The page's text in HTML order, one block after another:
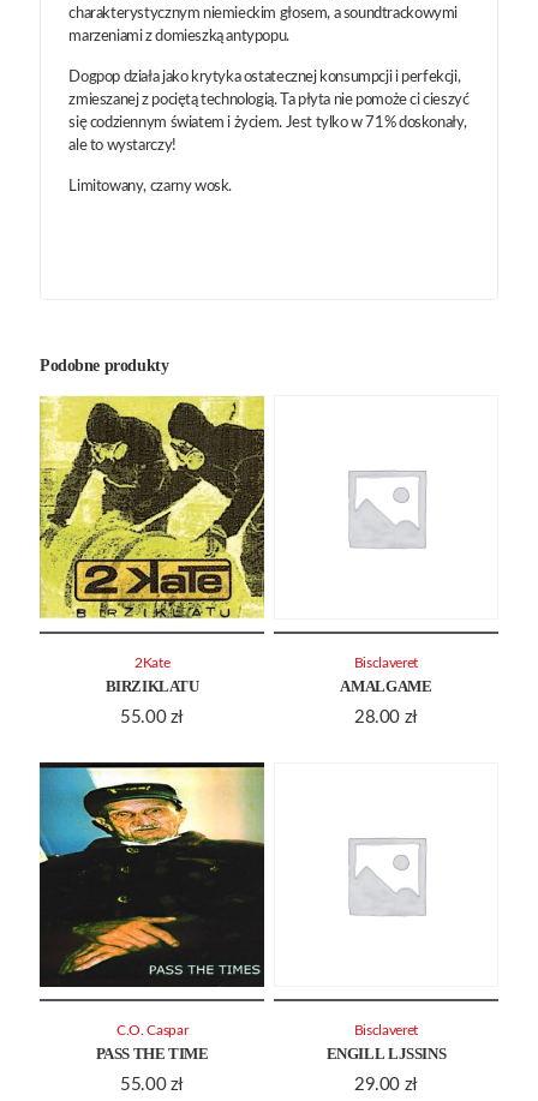
charakterystycznym niemieckim głosem, a soundtrackowymi
marzeniami z domieszką antypopu.
Dogpop działa jako krytyka ostatecznej konsumpcji i perfekcji,
zmieszanej z pociętą technologią. Ta płyta nie pomoże ci cieszyć
się codziennym światem i życiem. Jest tylko w 71% doskonały,
ale to wystarczy!
Limitowany, czarny wosk.
Podobne produkty
BIRZIKLATU
55.00 zł
2Kate
AMALGAME
28.00 zł
Bisclaveret
PASS THE TIME
55.00 zł
C.O. Caspar
ENGILL LJSSINS
29.00 zł
Bisclaveret